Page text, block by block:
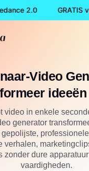
2.0 GRATIS
generator: ideeën
Video
ideeën
video in enkele
generator
verhalen,
zonder dure
vaardigheden.